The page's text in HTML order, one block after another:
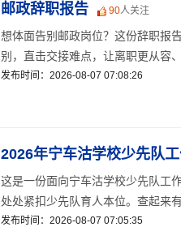
邮政辞职报告 90人关注
想体面告别邮政岗位？这份辞职报
别，直击交接难点，让离职更从容
发布时间：2026-08-07 07:08:26
2026年宁车沽学校少先队
这是一份面向宁车沽学校少先队工
处处紧扣少先队育人本位。查起来
发布时间：2026-08-07 07:05:35